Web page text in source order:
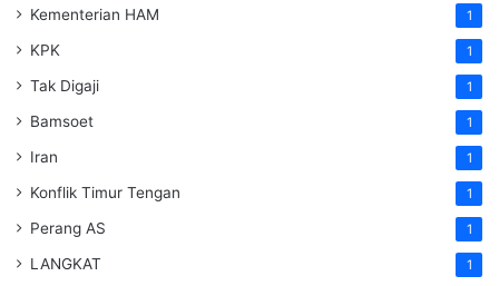
Kementerian HAM 1
KPK 1
Tak Digaji 1
Bamsoet 1
Iran 1
Konflik Timur Tengan 1
Perang AS 1
LANGKAT 1